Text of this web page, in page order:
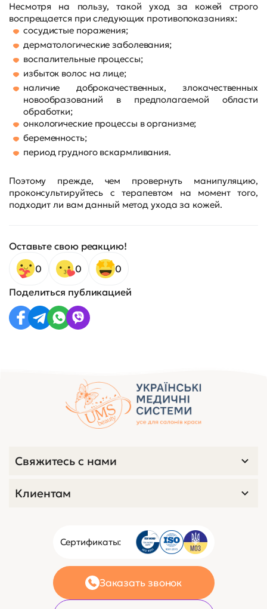
Несмотря на пользу, такой уход за кожей строго
воспрещается при следующих противопоказаниях:
сосудистые поражения;
дерматологические заболевания;
воспалительные процессы;
избыток волос на лице;
наличие доброкачественных, злокачественных
новообразований в предполагаемой области
обработки;
онкологические процессы в организме;
беременность;
период грудного вскармливания.
Поэтому прежде, чем провернуть манипуляцию,
проконсультируйтесь с терапевтом на момент того,
подходит ли вам данный метод ухода за кожей.
Оставьте свою реакцию!
0
0
0
Поделиться публикацией
Сертификаты:
Заказать звонок
Свяжитесь с нами
Клиентам